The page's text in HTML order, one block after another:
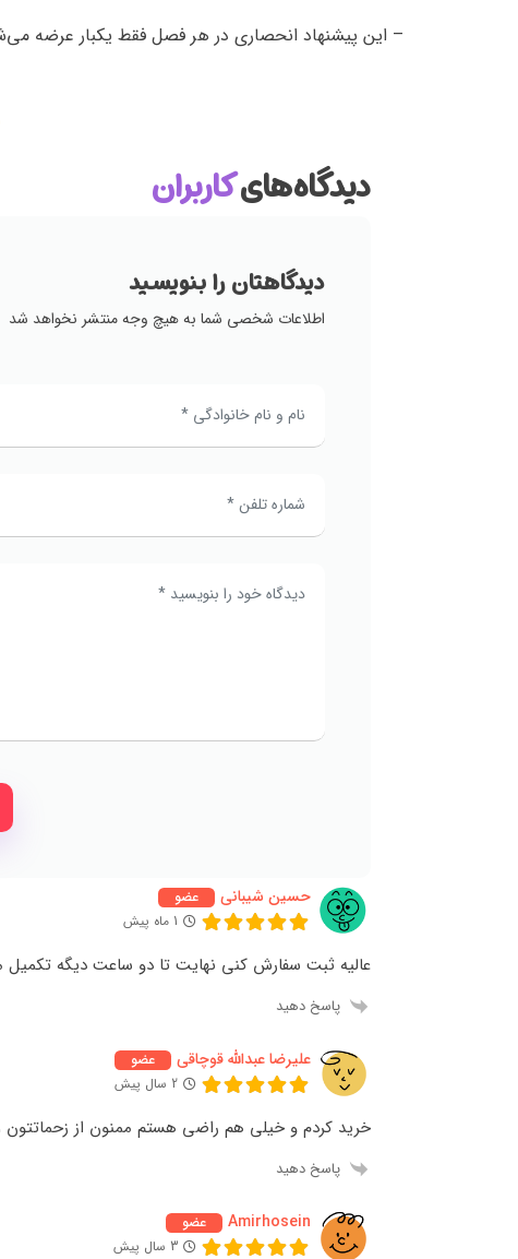
– این پیشنهاد انحصاری در هر فصل فقط یکبار عرضه
دیدگاه‌هایکاربران
دیدگاهتان را بنویسید
اطلاعات شخصی شما به هیچ وجه منتشر نخواهد شد
حسین شیبانی
عضو
1 ماه پیش
عالیه ثبت سفارش کنی نهایت تا دو ساعت دیگه تکمیل
پاسخ دهید
علیرضا عبدالله قوچاقی
عضو
2 سال پیش
خرید کردم و خیلی هم راضی هستم ممنون از
پاسخ دهید
Amirhosein
عضو
3 سال پیش